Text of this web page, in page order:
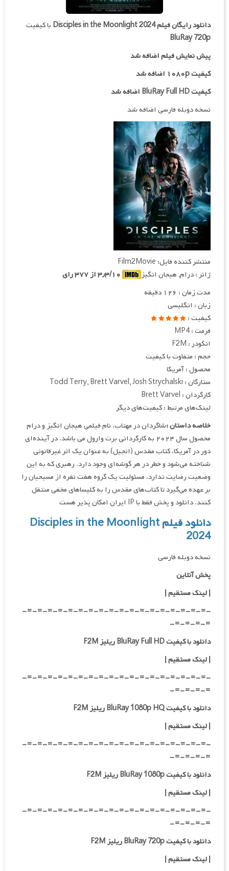
دانلود رایگان فیلمDisciples in the Moonlight 2024 با کیفیت
BluRay 720p
پیش نمایش فیلم اضافه شد
کیفیت ۱۰۸۰p اضافه شد
کیفیت BluRay Full HD اضافه شد
نسخه دوبله فارسی اضافه شد
منتشر کننده فایل: Film2Movie
ژانر : درام, هیجان انگیز
مدت زمان : ۱۲۶ دقیقه
زبان : انگلیسی
کیفیت :
فرمت : MP4
انکودر : F2M
حجم : متفاوت با کیفیت
محصول : آمریکا
ستارگان : Todd Terry, Brett Varvel, Josh Strychalski
کارگردان : Brett Varvel
لینک‌های مرتبط : کیفیت‌های دیگر
خلاصه داستان :شاگردان در مهتاب، نام فیلمی هیجان انگیز و درام
محصول سال ۲۰۲۴ به کارگردانی برِت وارول می باشد. در آینده‌ای
دور در آمریکا، کتاب مقدس (انجیل) به عنوان یک اثر غیرقانونی
شناخته می‌شود و خطر در هر گوشه‌ای وجود دارد. رهبری که به این
وضعیت رضایت ندارد، مسئولیت یک گروه هفت نفره از مسیحیان را
بر عهده می‌گیرد تا کتاب‌های مقدس را به کلیساهای مخفی منتقل
کنند. دانلود و پخش فقط با IP ایران امکان پذیر هست
دانلود فیلم Disciples in the Moonlight
2024
نسخه دوبله فارسی
پخش آنلاین
| لینک مستقیم|
-=-=-=-=-=-=-=-=-=-=-=-=-=-=-=-=-=-=-
=-=-=-=-
دانلود با کیفیت BluRay Full HD ریلیز F2M
|لینک مستقیم|
-=-=-=-=-=-=-=-=-=-=-=-=-=-=-=-=-=-=-
=-=-=-=-
دانلود با کیفیت BluRay 1080p HQ ریلیز F2M
|لینک مستقیم|
-=-=-=-=-=-=-=-=-=-=-=-=-=-=-=-=-=-=-
=-=-=-=-
دانلود با کیفیت BluRay 1080p ریلیز F2M
|لینک مستقیم|
-=-=-=-=-=-=-=-=-=-=-=-=-=-=-=-=-=-=-
=-=-=-=-
دانلود با کیفیت BluRay 720p ریلیز F2M
| لینک مستقیم|